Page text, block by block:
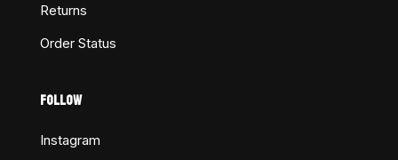
Returns
Order Status
FOLLOW
Instagram